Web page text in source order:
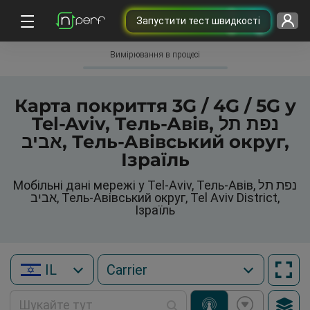
Запустити тест швидкості
Вимірювання в процесі
Карта покриття 3G / 4G / 5G у
Tel-Aviv, Тель-Авів, נפת תל
אביב, Тель-Авівський округ,
Ізраїль
Мобільні дані мережі у Tel-Aviv, Тель-Авів, נפת תל
אביב, Тель-Авівський округ, Tel Aviv District,
Ізраїль
IL